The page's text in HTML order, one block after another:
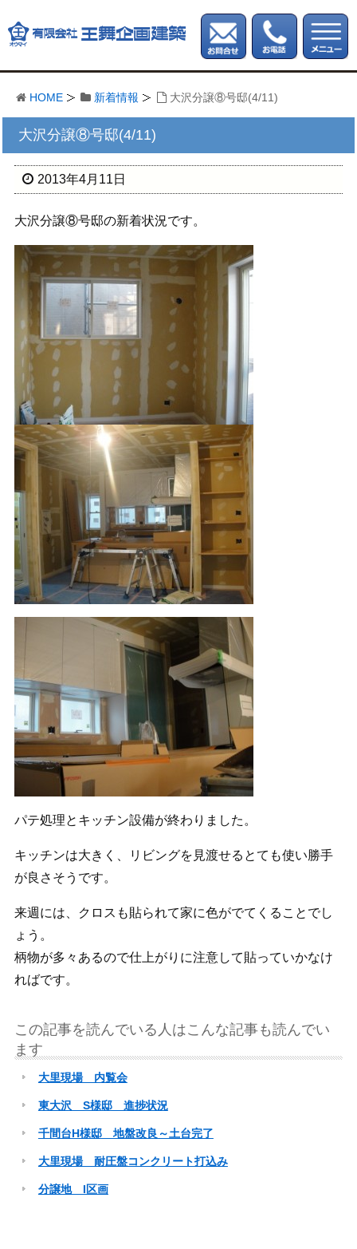
HOME 新着情報 大沢分譲⑧号邸(4/11)
大沢分譲⑧号邸(4/11)
2013年4月11日
大沢分譲⑧号邸の新着状況です。
パテ処理とキッチン設備が終わりました。
キッチンは大きく、リビングを見渡せるとても使い勝手
が良さそうです。
来週には、クロスも貼られて家に色がでてくることでし
ょう。
柄物が多々あるので仕上がりに注意して貼っていかなけ
ればです。
この記事を読んでいる人はこんな記事も読んでい
ます
大里現場 内覧会
東大沢 S様邸 進捗状況
千間台H様邸 地盤改良～土台完了
大里現場 耐圧盤コンクリート打込み
分譲地 I区画